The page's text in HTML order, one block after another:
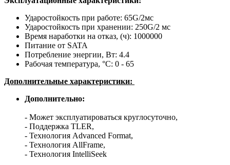
Ударостойкость при работе: 65G/2мс
Ударостойкость при хранении: 250G/2 мс
Время наработки на отказ, (ч): 1000000
Питание от SATA
Потребление энергии, Вт: 4.4
Рабочая температура, °С: 0 - 65
Дополнительные характеристики:
Дополнительно:
- Может эксплуатироваться круглосуточно,
- Поддержка TLER,
- Технология Advanced Format,
- Технология AllFrame,
- Технология IntelliSeek